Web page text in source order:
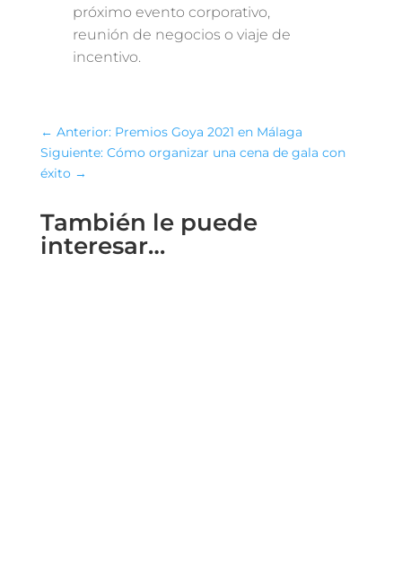
próximo evento corporativo,
reunión de negocios o viaje de
incentivo.
← Anterior: Premios Goya 2021 en Málaga
Siguiente: Cómo organizar una cena de gala con
éxito →
También le puede
interesar…